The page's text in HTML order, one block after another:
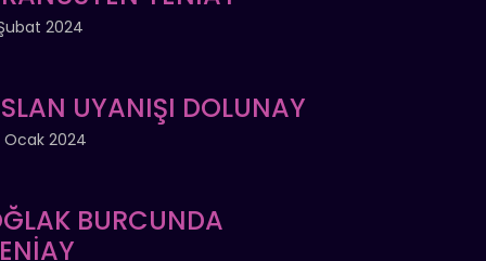
2024
UYANIŞI DOLUNAY
Ocak 2024
BURCUNDA